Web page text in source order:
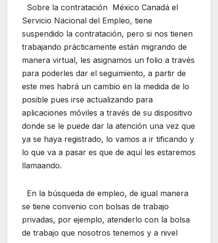
Sobre la contratación México Canadá el
Servicio Nacional del Empleo, tiene
suspendido la contratación, pero si nos tienen
trabajando prácticamente están migrando de
manera virtual, les asignamos un folio a través
para poderles dar el seguimiento, a partir de
este mes habrá un cambio en la medida de lo
posible pues irse actualizando para
aplicaciones móviles a través de su dispositivo
donde se le puede dar la atención una vez que
ya se haya registrado, lo vamos a ir tificando y
lo que va a pasar es que de aquí les estaremos
llamaando.
En la búsqueda de empleo, de igual manera
se tiene convenio con bolsas de trabajo
privadas, por ejemplo, atenderlo con la bolsa
de trabajo que nosotros tenemos y a nivel